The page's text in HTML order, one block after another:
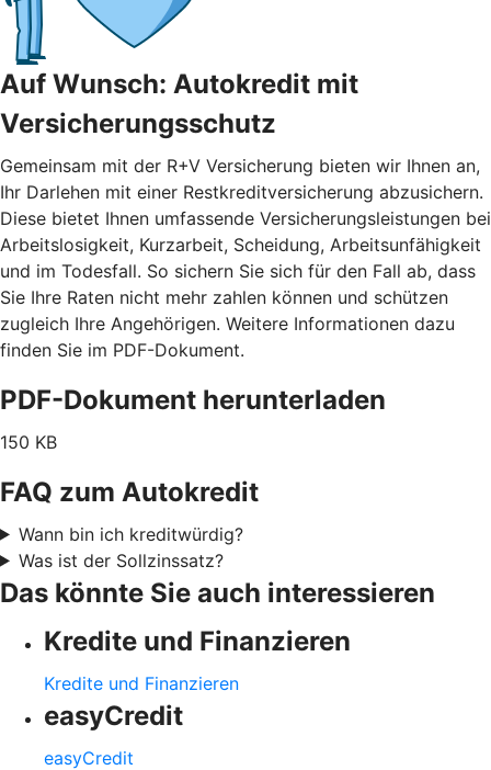
Auf Wunsch: Autokredit mit
Versicherungsschutz
Gemeinsam mit der R+V Versicherung bieten wir Ihnen an,
Ihr Darlehen mit einer Restkreditversicherung abzusichern.
Diese bietet Ihnen umfassende Versicherungsleistungen bei
Arbeitslosigkeit, Kurzarbeit, Scheidung, Arbeitsunfähigkeit
und im Todesfall. So sichern Sie sich für den Fall ab, dass
Sie Ihre Raten nicht mehr zahlen können und schützen
zugleich Ihre Angehörigen. Weitere Informationen dazu
finden Sie im PDF-Dokument.
PDF-Dokument herunterladen
150 KB
FAQ zum Autokredit
Wann bin ich kreditwürdig?
Was ist der Sollzinssatz?
Das könnte Sie auch interessieren
Kredite und Finanzieren
Kredite und Finanzieren
easyCredit
easyCredit